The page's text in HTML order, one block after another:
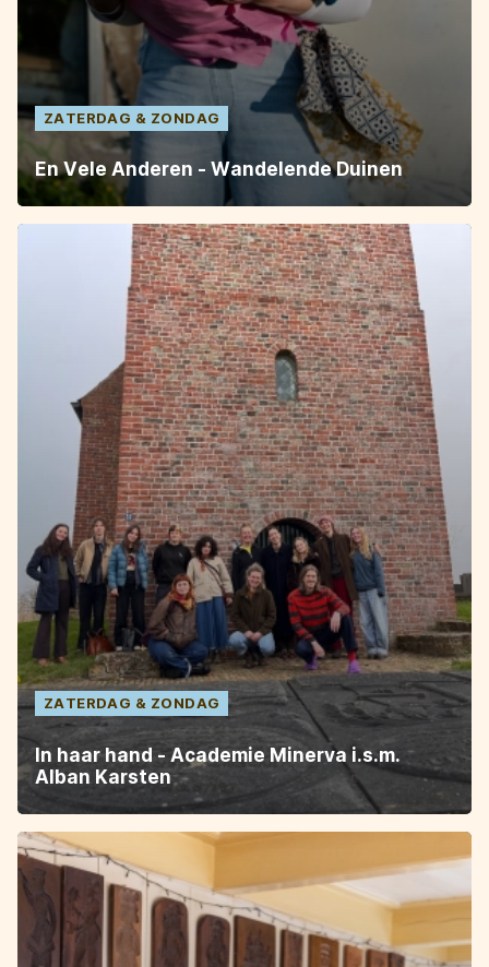
ZATERDAG ZONDAG
En Vele Anderen - Wandelende Duinen
ZATERDAG ZONDAG
In haar hand - Academie Minerva i.s.m.
Alban Karsten